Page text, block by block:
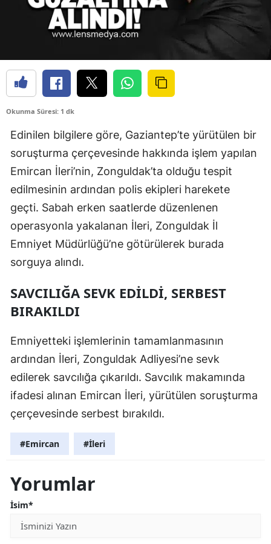
Okunma Süresi: 1 dk
Edinilen bilgilere göre, Gaziantep’te yürütülen bir
soruşturma çerçevesinde hakkında işlem yapılan
Emircan İleri’nin, Zonguldak’ta olduğu tespit
edilmesinin ardından polis ekipleri harekete
geçti. Sabah erken saatlerde düzenlenen
operasyonla yakalanan İleri, Zonguldak İl
Emniyet Müdürlüğü’ne götürülerek burada
sorguya alındı.
SAVCILIĞA SEVK EDİLDİ, SERBEST
BIRAKILDI
Emniyetteki işlemlerinin tamamlanmasının
ardından İleri, Zonguldak Adliyesi’ne sevk
edilerek savcılığa çıkarıldı. Savcılık makamında
ifadesi alınan Emircan İleri, yürütülen soruşturma
çerçevesinde serbest bırakıldı.
#Emircan #İleri
Yorumlar
İsim*